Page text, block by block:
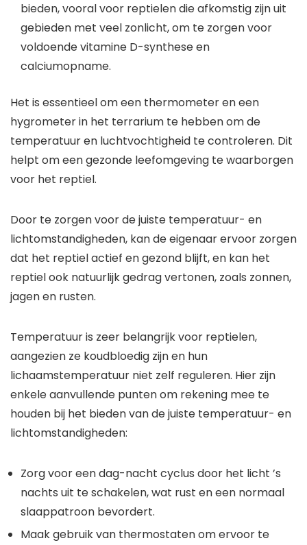
bieden, vooral voor reptielen die afkomstig zijn uit
gebieden met veel zonlicht, om te zorgen voor
voldoende vitamine D-synthese en
calciumopname.
Het is essentieel om een thermometer en een
hygrometer in het terrarium te hebben om de
temperatuur en luchtvochtigheid te controleren. Dit
helpt om een gezonde leefomgeving te waarborgen
voor het reptiel.
Door te zorgen voor de juiste temperatuur- en
lichtomstandigheden, kan de eigenaar ervoor zorgen
dat het reptiel actief en gezond blijft, en kan het
reptiel ook natuurlijk gedrag vertonen, zoals zonnen,
jagen en rusten.
Temperatuur is zeer belangrijk voor reptielen,
aangezien ze koudbloedig zijn en hun
lichaamstemperatuur niet zelf reguleren. Hier zijn
enkele aanvullende punten om rekening mee te
houden bij het bieden van de juiste temperatuur- en
lichtomstandigheden:
Zorg voor een dag-nacht cyclus door het licht ’s
nachts uit te schakelen, wat rust en een normaal
slaappatroon bevordert.
Maak gebruik van thermostaten om ervoor te